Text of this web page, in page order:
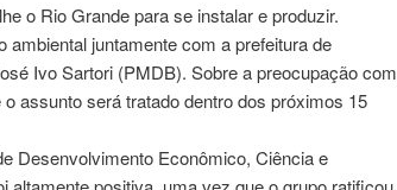
o Rio Grande para se instalar e produzir.
juntamente com a prefeitura de
Ivo Sartori (PMDB). Sobre a preocupação com
assunto será tratado dentro dos próximos 15
Desenvolvimento Econômico, Ciência e